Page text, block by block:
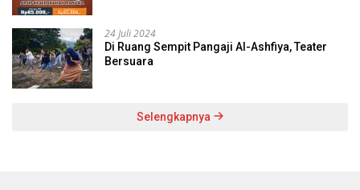
24 Juli 2024
Di Ruang Sempit Pangaji Al-Ashfiya, Teater
Bersuara
Selengkapnya